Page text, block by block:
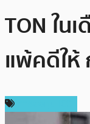
TON ใน
แพ้คดีให้